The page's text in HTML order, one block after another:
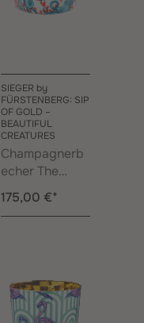
SIEGER by
FÜRSTENBERG: SIP
OF GOLD –
BEAUTIFUL
CREATURES
Champagnerb
echer The
Octopuses
175,00 €*